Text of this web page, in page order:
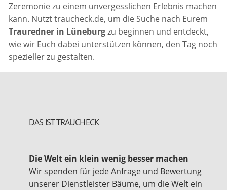
Zeremonie zu einem unvergesslichen Erlebnis machen
kann. Nutzt traucheck.de, um die Suche nach Eurem
Trauredner in Lüneburgzu beginnen und entdeckt,
wie wir Euch dabei unterstützen können, den Tag noch
spezieller zu gestalten.
DAS IST TRAUCHECK
Die Welt ein klein wenig besser machen
Wir spenden für jede Anfrage und Bewertung
unserer Dienstleister Bäume, um die Welt ein